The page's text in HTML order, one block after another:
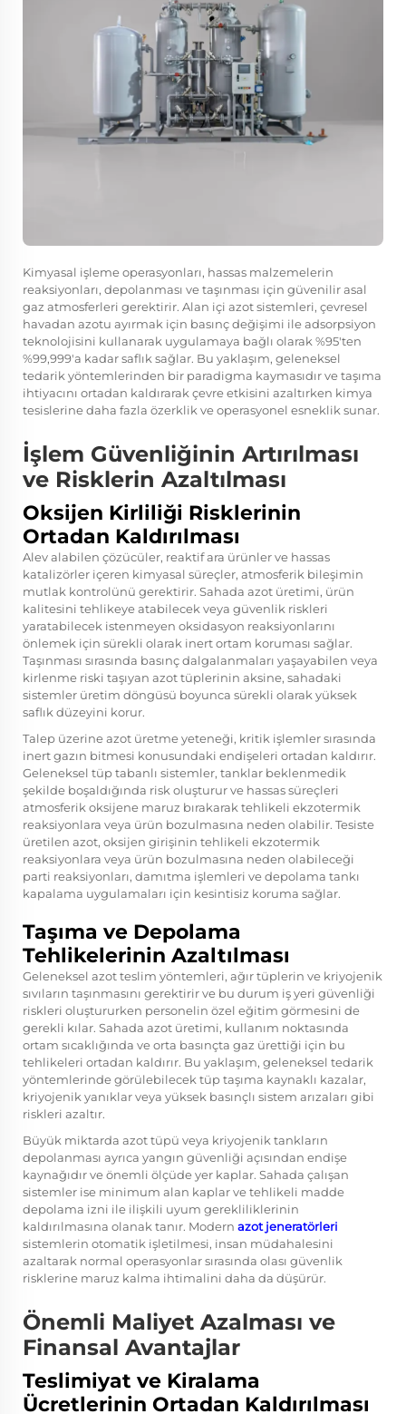
Kimyasal işleme operasyonları, hassas malzemelerin
reaksiyonları, depolanması ve taşınması için güvenilir asal
gaz atmosferleri gerektirir. Alan içi azot sistemleri, çevresel
havadan azotu ayırmak için basınç değişimi ile adsorpsiyon
teknolojisini kullanarak uygulamaya bağlı olarak %95'ten
%99,999'a kadar saflık sağlar. Bu yaklaşım, geleneksel
tedarik yöntemlerinden bir paradigma kaymasıdır ve taşıma
ihtiyacını ortadan kaldırarak çevre etkisini azaltırken kimya
tesislerine daha fazla özerklik ve operasyonel esneklik sunar.
İşlem Güvenliğinin Artırılması
ve Risklerin Azaltılması
Oksijen Kirliliği Risklerinin
Ortadan Kaldırılması
Alev alabilen çözücüler, reaktif ara ürünler ve hassas
katalizörler içeren kimyasal süreçler, atmosferik bileşimin
mutlak kontrolünü gerektirir. Sahada azot üretimi, ürün
kalitesini tehlikeye atabilecek veya güvenlik riskleri
yaratabilecek istenmeyen oksidasyon reaksiyonlarını
önlemek için sürekli olarak inert ortam koruması sağlar.
Taşınması sırasında basınç dalgalanmaları yaşayabilen veya
kirlenme riski taşıyan azot tüplerinin aksine, sahadaki
sistemler üretim döngüsü boyunca sürekli olarak yüksek
saflık düzeyini korur.
Talep üzerine azot üretme yeteneği, kritik işlemler sırasında
inert gazın bitmesi konusundaki endişeleri ortadan kaldırır.
Geleneksel tüp tabanlı sistemler, tanklar beklenmedik
şekilde boşaldığında risk oluşturur ve hassas süreçleri
atmosferik oksijene maruz bırakarak tehlikeli ekzotermik
reaksiyonlara veya ürün bozulmasına neden olabilir. Tesiste
üretilen azot, oksijen girişinin tehlikeli ekzotermik
reaksiyonlara veya ürün bozulmasına neden olabileceği
parti reaksiyonları, damıtma işlemleri ve depolama tankı
kapalama uygulamaları için kesintisiz koruma sağlar.
Taşıma ve Depolama
Tehlikelerinin Azaltılması
Geleneksel azot teslim yöntemleri, ağır tüplerin ve kriyojenik
sıvıların taşınmasını gerektirir ve bu durum iş yeri güvenliği
riskleri oluştururken personelin özel eğitim görmesini de
gerekli kılar. Sahada azot üretimi, kullanım noktasında
ortam sıcaklığında ve orta basınçta gaz ürettiği için bu
tehlikeleri ortadan kaldırır. Bu yaklaşım, geleneksel tedarik
yöntemlerinde görülebilecek tüp taşıma kaynaklı kazalar,
kriyojenik yanıklar veya yüksek basınçlı sistem arızaları gibi
riskleri azaltır.
Büyük miktarda azot tüpü veya kriyojenik tankların
depolanması ayrıca yangın güvenliği açısından endişe
kaynağıdır ve önemli ölçüde yer kaplar. Sahada çalışan
sistemler ise minimum alan kaplar ve tehlikeli madde
depolama izni ile ilişkili uyum gerekliliklerinin
kaldırılmasına olanak tanır. Modern azot jeneratörleri
sistemlerin otomatik işletilmesi, insan müdahalesini
azaltarak normal operasyonlar sırasında olası güvenlik
risklerine maruz kalma ihtimalini daha da düşürür.
Önemli Maliyet Azalması ve
Finansal Avantajlar
Teslimiyat ve Kiralama
Ücretlerinin Ortadan Kaldırılması